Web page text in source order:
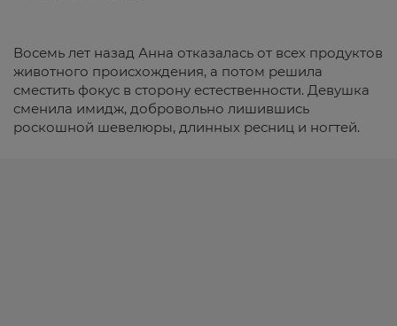
Восемь лет назад Анна отказалась от всех продуктов
животного происхождения, а потом решила
сместить фокус в сторону естественности. Девушка
сменила имидж, добровольно лишившись
роскошной шевелюры, длинных ресниц и ногтей.